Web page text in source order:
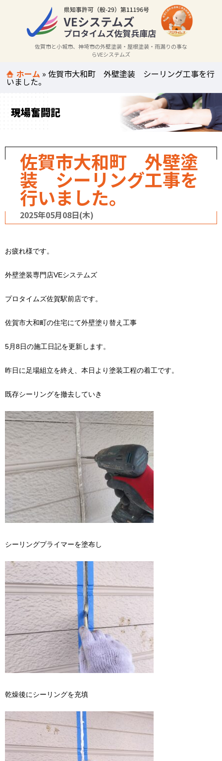
佐賀市と小城市、神埼市の外壁塗装・屋根塗装・雨漏りの事な
らVEシステムズ
ホーム »佐賀市大和町 外壁塗装 シーリング工事を行
いました。
現場奮闘記
佐賀市大和町 外壁塗
装 シーリング工事を
行いました。
2025年05月08日(木)
お疲れ様です。
外壁塗装専門店VEシステムズ
プロタイムズ佐賀駅前店です。
佐賀市大和町の住宅にて外壁塗り替え工事
5月8日の施工日記を更新します。
昨日に足場組立を終え、本日より塗装工程の着工です。
既存シーリングを撤去していき
シーリングプライマーを塗布し
乾燥後にシーリングを充填